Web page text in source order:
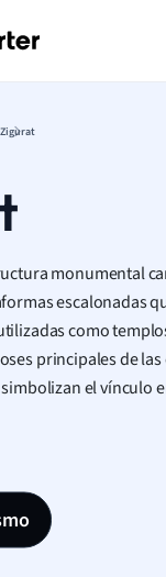
Zigurat
monumental
escalonadas
como
principales de
el vínculo